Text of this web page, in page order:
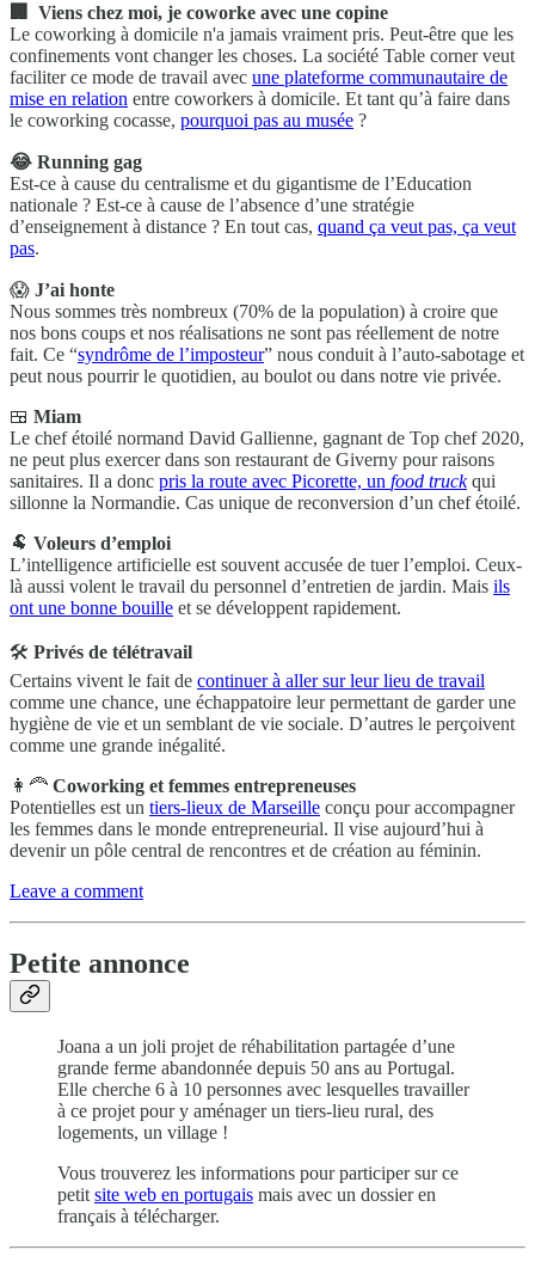
🏢 Viens chez moi, je coworke avec une copine
Le coworking à domicile n'a jamais vraiment pris. Peut-être que les
confinements vont changer les choses. La société Table corner veut
faciliter ce mode de travail avec une plateforme communautaire de
mise en relation entre coworkers à domicile. Et tant qu’à faire dans
le coworking cocasse, pourquoi pas au musée ?
😂 Running gag
Est-ce à cause du centralisme et du gigantisme de l’Education
nationale ? Est-ce à cause de l’absence d’une stratégie
d’enseignement à distance ? En tout cas, quand ça veut pas, ça veut
pas.
😱 J’ai honte
Nous sommes très nombreux (70% de la population) à croire que
nos bons coups et nos réalisations ne sont pas réellement de notre
fait. Ce “syndrôme de l’imposteur” nous conduit à l’auto-sabotage et
peut nous pourrir le quotidien, au boulot ou dans notre vie privée.
🍱 Miam
Le chef étoilé normand David Gallienne, gagnant de Top chef 2020,
ne peut plus exercer dans son restaurant de Giverny pour raisons
sanitaires. Il a donc pris la route avec Picorette, un food truckqui
sillonne la Normandie. Cas unique de reconversion d’un chef étoilé.
🐏 Voleurs d’emploi
L’intelligence artificielle est souvent accusée de tuer l’emploi. Ceux-
là aussi volent le travail du personnel d’entretien de jardin. Mais ils
ont une bonne bouille et se développent rapidement.
🛠 Privés de télétravail
Certains vivent le fait de continuer à aller sur leur lieu de travail
comme une chance, une échappatoire leur permettant de garder une
hygiène de vie et un semblant de vie sociale. D’autres le perçoivent
comme une grande inégalité.
👩‍🦰 Coworking et femmes entrepreneuses
Potentielles est un tiers-lieux de Marseille conçu pour accompagner
les femmes dans le monde entrepreneurial. Il vise aujourd’hui à
devenir un pôle central de rencontres et de création au féminin.
Leave a comment
Petite annonce
Joana a un joli projet de réhabilitation partagée d’une
grande ferme abandonnée depuis 50 ans au Portugal.
Elle cherche 6 à 10 personnes avec lesquelles travailler
à ce projet pour y aménager un tiers-lieu rural, des
logements, un village !
Vous trouverez les informations pour participer sur ce
petit site web en portugais mais avec un dossier en
français à télécharger.